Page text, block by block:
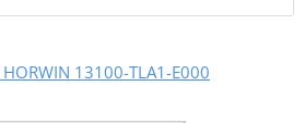
13100-TLA1-E000